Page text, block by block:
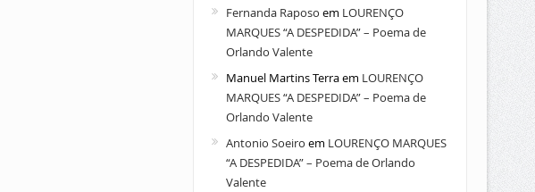
Fernanda Raposo em LOURENÇO
MARQUES “A DESPEDIDA” – Poema de
Orlando Valente
Manuel Martins Terraem LOURENÇO
MARQUES “A DESPEDIDA” – Poema de
Orlando Valente
Antonio Soeiro em LOURENÇO MARQUES
“A DESPEDIDA” – Poema de Orlando
Valente